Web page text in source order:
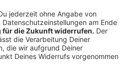
lässt. Bei den
so, dass die
begrenzt ist. Wir sprechen
sondern eher von einer
zwischen Stunden und